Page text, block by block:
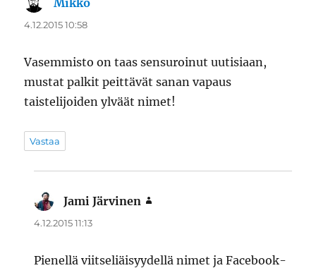
4.12.2015 10:58
Vasemmisto on taas sensuroinut uutisiaan,
mustat palkit peittävät sanan vapaus
taistelijoiden ylväät nimet!
Vastaa
Jami Järvinen
4.12.2015 11:13
Pienellä viitseliäisyydellä nimet ja Facebook-